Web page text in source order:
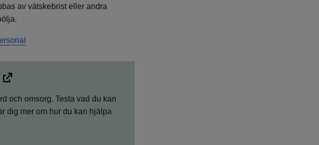
av vätskebrist eller andra
och omsorg. Testa vad du kan
dig mer om hur du kan hjälpa